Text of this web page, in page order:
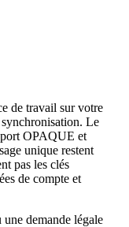
de travail sur votre
Le
OPAQUE et
unique restent
pas les clés
de compte et
demande légale